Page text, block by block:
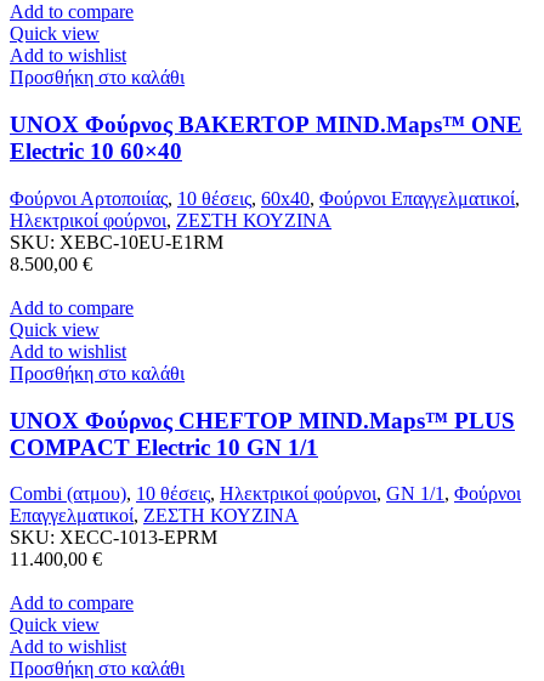
Add to compare
Quick view
Add to wishlist
Προσθήκη στο καλάθι
UNOX Φούρνος BAKERTOP MIND.Maps™ ONE
Electric 10 60×40
Φούρνοι Αρτοποιίας, 10 θέσεις, 60x40, Φούρνοι Επαγγελματικοί,
Ηλεκτρικοί φούρνοι, ΖΕΣΤΗ ΚΟΥΖΙΝΑ
SKU: XEBC-10EU-E1RM
8.500,00 €
Add to compare
Quick view
Add to wishlist
Προσθήκη στο καλάθι
UNOX Φούρνος CHEFTOP MIND.Maps™ PLUS
COMPACT Electric 10 GN 1/1
Combi (ατμου), 10 θέσεις, Ηλεκτρικοί φούρνοι, GN 1/1 , Φούρνοι
Επαγγελματικοί, ΖΕΣΤΗ ΚΟΥΖΙΝΑ
SKU: XECC-1013-EPRM
11.400,00 €
Add to compare
Quick view
Add to wishlist
Προσθήκη στο καλάθι